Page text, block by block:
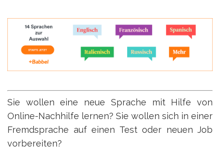
Sie wollen eine neue Sprache mit Hilfe von
Online-Nachhilfe lernen? Sie wollen sich in einer
Fremdsprache auf einen Test oder neuen Job
vorbereiten?